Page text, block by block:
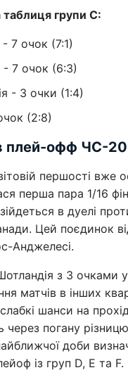
таблиця групи С:
- 7 очок (7:1)
7 очок (6:3)
- 3 очки (1:4)
(2:8)
плей-офф ЧС-
першості вже
перша пара 1/16
в дуелі
Цей поєдинок
Анджелесі.
з 3 очками
матчів в інших
шанси на
через погану
доби
із груп D, Е та F.